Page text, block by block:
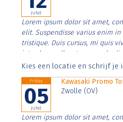
JUNE
Lorem ipsum dolor sit amet,
elit. Suspendisse varius enim
tristique. Duis cursus, mi quis
interdum nulla, ut commodo
Aenean faucibus nibh et justo
Kies een locatie en schrijf
Friday
05
JUNE
Kawasaki Promo
Zwolle (OV)
Lorem ipsum dolor sit amet,